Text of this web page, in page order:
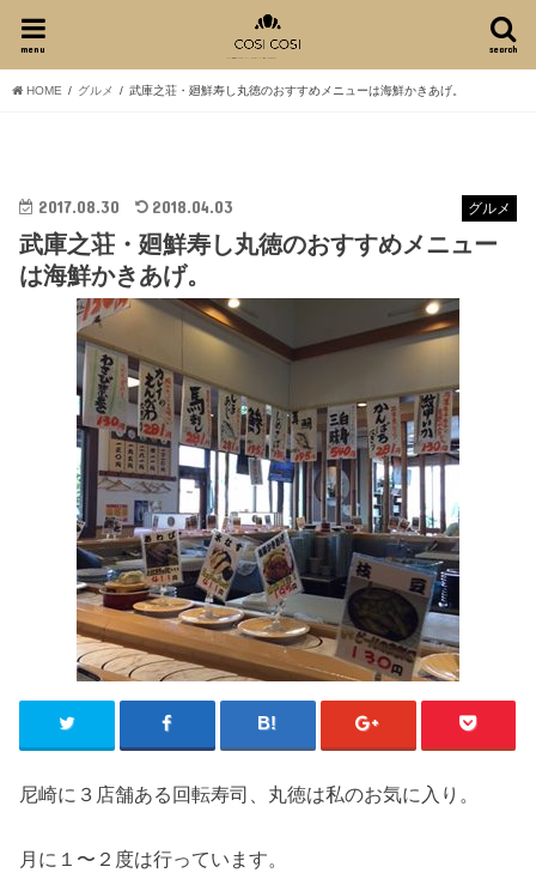
search
menu
HOME グルメ 武庫之荘・廻鮮寿し丸徳のおすすめメニューは海鮮かきあげ。
グルメ
2017.08.30 2018.04.03
武庫之荘・廻鮮寿し丸徳のおすすめメニュー
は海鮮かきあげ。
尼崎に３店舗ある回転寿司、丸徳は私のお気に入り。
月に１〜２度は行っています。